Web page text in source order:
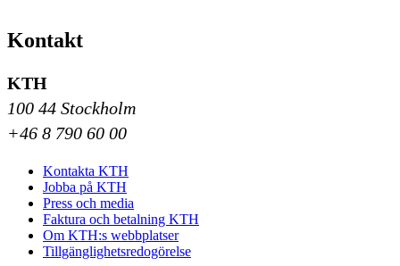
Kontakt
KTH
100 44 Stockholm
+46 8 790 60 00
Kontakta KTH
Jobba på KTH
Press och media
Faktura och betalning KTH
Om KTH:s webbplatser
Tillgänglighetsredogörelse